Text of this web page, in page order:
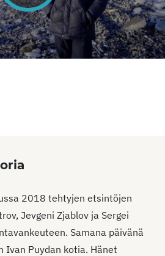
2018 tehtyjen etsintöjen
Jevgeni Zjablov ja Sergei
Samana päivänä
Ivan Puydan kotia. Hänet